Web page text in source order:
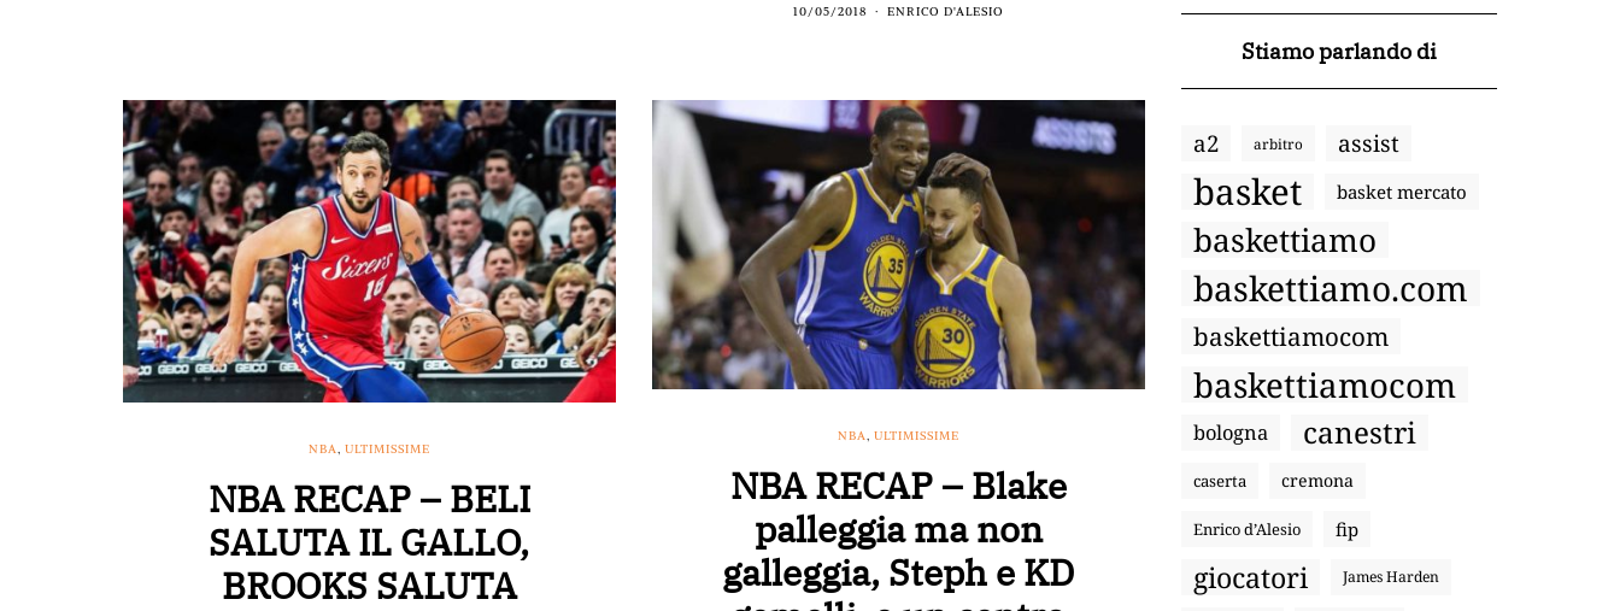
10/05/2018 ENRICO D'ALESIO
NBA, ULTIMISSIME
NBA RECAP – BELI
SALUTA IL GALLO,
BROOKS SALUTA
NBA ULTIMISSIME
NBA RECAP – Blake
palleggia ma non
galleggia, Steph e KD
Stiamo parlando di
a2 arbitro assist
basket basket mercato
baskettiamo
baskettiamo.com
baskettiamocom
baskettiamocom
bologna canestri
caserta cremona
Enrico d’Alesio fip
giocatori James Harden